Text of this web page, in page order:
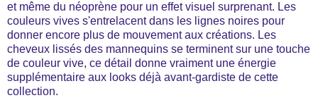
et même du néoprène pour un effet visuel surprenant. Les
couleurs vives s'entrelacent dans les lignes noires pour
donner encore plus de mouvement aux créations. Les
cheveux lissés des mannequins se terminent sur une touche
de couleur vive, ce détail donne vraiment une énergie
supplémentaire aux looks déjà avant-gardiste de cette
collection.